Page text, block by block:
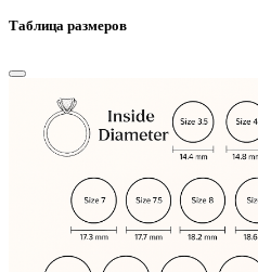
Таблица размеров